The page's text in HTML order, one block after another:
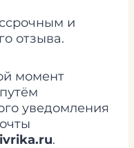
и
отзыва.
момент
уведомления
.